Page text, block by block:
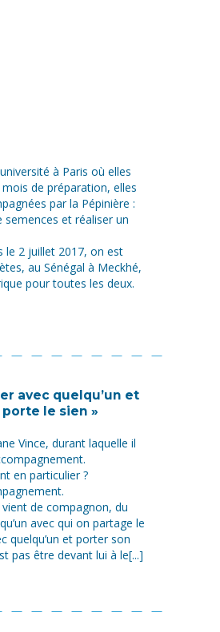
à Paris où elles
de préparation, elles
par la Pépinière :
semences et réaliser un
le 2 juillet 2017, on est
au Sénégal à Meckhé,
pour toutes les deux.
avec quelqu’un et
le sien »
Vince, durant laquelle il
en particulier ?
de compagnon, du
avec qui on partage le
quelqu’un et porter son
pas être devant lui à le[...]